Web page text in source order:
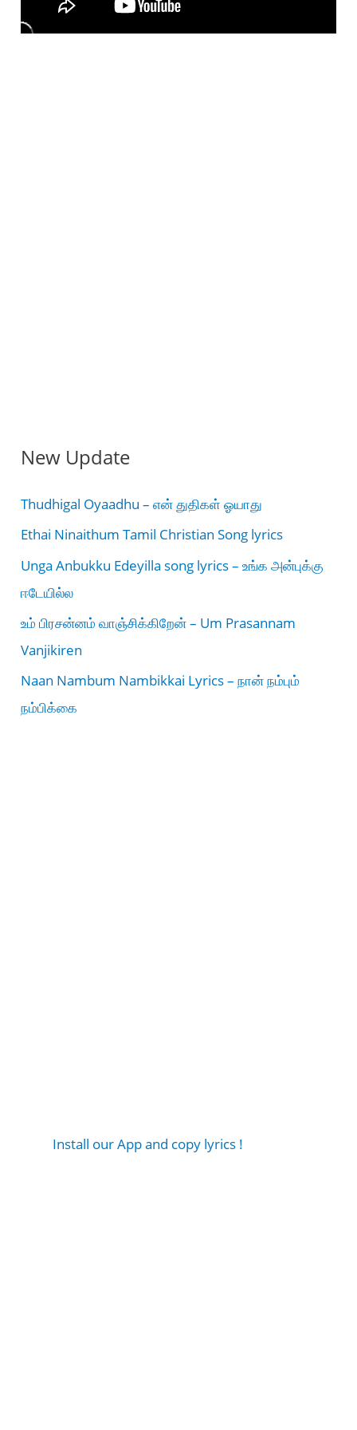
New Update
Thudhigal Oyaadhu – என் துதிகள் ஓயாது
Ethai Ninaithum Tamil Christian Song lyrics
Unga Anbukku Edeyilla song lyrics – உங்க அன்புக்கு
ஈடேயில்ல
உம் பிரசன்னம் வாஞ்சிக்கிறேன் – Um Prasannam
Vanjikiren
Naan Nambum Nambikkai Lyrics – நான் நம்பும்
நம்பிக்கை
Install our App and copy lyrics !